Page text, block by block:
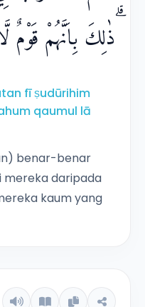
ۗذٰلِكَ بِاَنَّهُمْ قَوْمٌ
fī ṣudūrihim
qaumul lā
benar-benar
mereka daripada
kaum yang